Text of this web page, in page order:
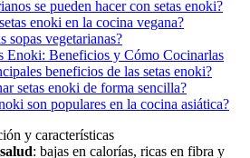
se pueden hacer con setas enoki?
enoki en la cocina vegana?
sopas vegetarianas?
Enoki: Beneficios y Cómo Cocinarlas
beneficios de las setas enoki?
setas enoki de forma sencilla?
son populares en la cocina asiática?
y características
: bajas en calorías, ricas en fibra y